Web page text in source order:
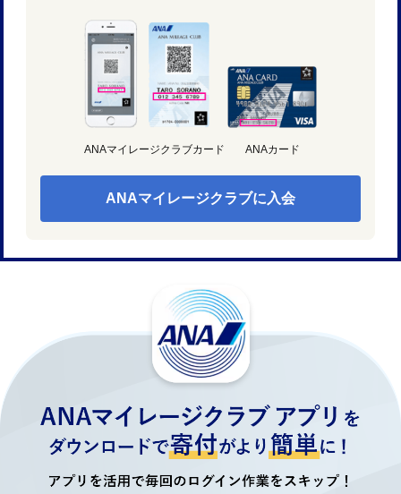
ANAマイレージクラブカード ANAカード
ANAマイレージクラブに入会